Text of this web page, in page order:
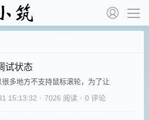
试状态
多地方不支持鼠标滚轮，为了让
15:13:32 · 7026 阅读 · 0 评论